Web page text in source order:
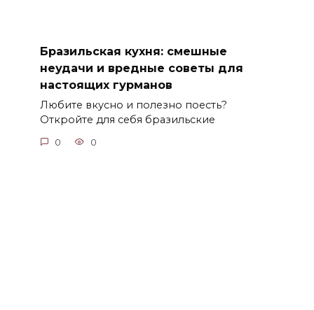
Бразильская кухня: смешные
неудачи и вредные советы для
настоящих гурманов
Любите вкусно и полезно поесть?
Откройте для себя бразильские
0 0